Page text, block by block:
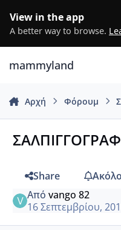
View in the app
A better way to browse.
mammyland
Αρχή Φόρουμ
Share
Από vango 82
16 Σεπτεμβρίου,